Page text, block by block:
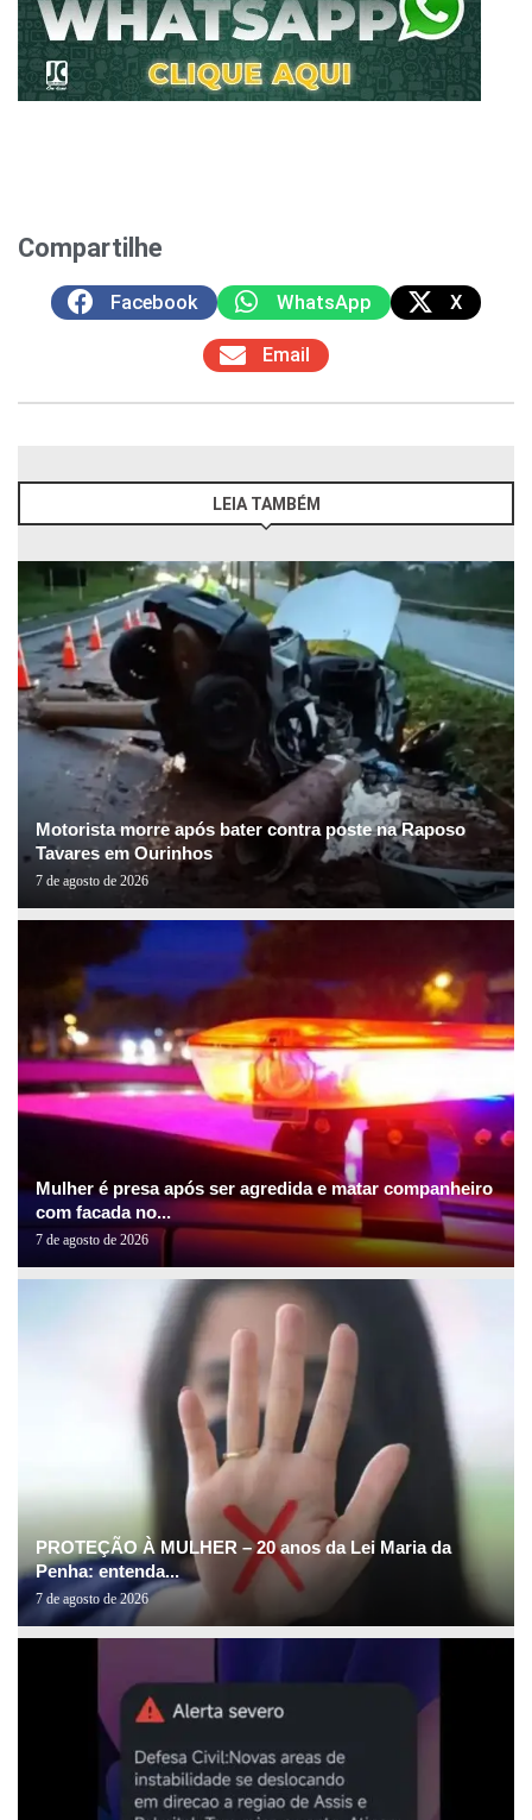
Compartilhe
Facebook WhatsApp X
Email
LEIA TAMBÉM
Motorista morre após bater contra poste na Raposo
Tavares em Ourinhos
7 de agosto de 2026
Mulher é presa após ser agredida e matar companheiro
com facada no...
7 de agosto de 2026
PROTEÇÃO À MULHER – 20 anos da Lei Maria da
Penha: entenda...
7 de agosto de 2026